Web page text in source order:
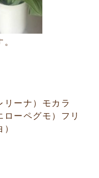
ーナ）モカラ
ローペグモ）フリ